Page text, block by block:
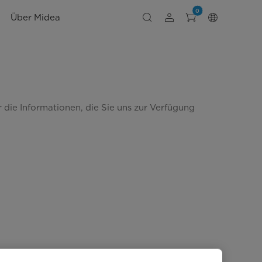
Über Midea
0
Informationen, die Sie uns zur Verfügung